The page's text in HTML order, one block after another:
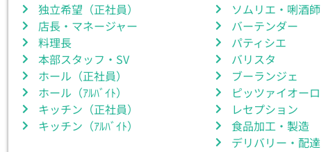
独立希望（正社員）
店長・マネージャー
料理長
本部スタッフ・SV
ホール（正社員）
ホール（ｱﾙﾊﾞｲﾄ）
キッチン（正社員）
キッチン（ｱﾙﾊﾞｲﾄ）
ソムリエ・唎酒師
バーテンダー
パティシエ
バリスタ
ブーランジェ
ピッツァイオーロ
レセプション
食品加工・製造
デリバリー・配達